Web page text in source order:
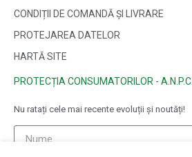
CONDIȚII DE COMANDĂ ȘI LIVRARE
PROTEJAREA DATELOR
HARTĂ SITE
PROTECȚIA CONSUMATORILOR - A.N.P.C.
Nu ratați cele mai recente evoluții și noutăți!